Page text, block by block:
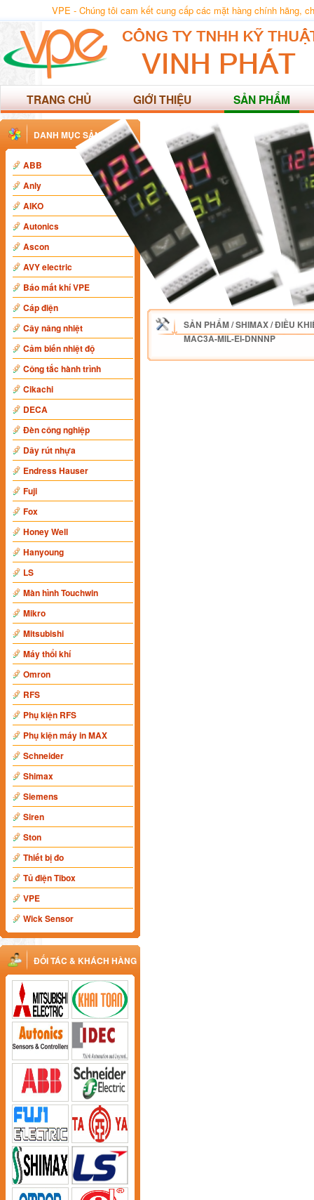
VPE - Chúng tôi cam kết cung cấp các mặt hàng chính
TRANG CHỦ GIỚI THIỆU SẢN PHẨM
DANH MỤC SẢN PHẨM
ABB
Anly
AIKO
Autonics
Ascon
AVY electric
Báo mất khí VPE
Cáp điện
Cây nâng nhiệt
Cảm biến nhiệt độ
Công tắc hành trình
Cikachi
DECA
Đèn công nghiệp
Dây rút nhựa
Endress Hauser
Fuji
Fox
Honey Well
Hanyoung
LS
Màn hình Touchwin
Mikro
Mitsubishi
Máy thổi khí
Omron
RFS
Phụ kiện RFS
Phụ kiện máy in MAX
Schneider
Shimax
Siemens
Siren
Ston
Thiết bị đo
Tủ điện Tibox
VPE
Wick Sensor
ĐỐI TÁC & KHÁCH HÀNG
SẢN PHẨM/SHIMAX/ĐIỀU
MAC3A-MIL-EI-DNNNP